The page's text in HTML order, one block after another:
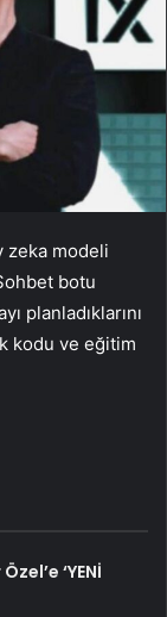
zeka modeli
botu
planladıklarını
kodu ve eğitim
‘YENİ